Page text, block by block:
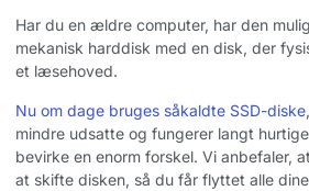
Har du en ældre computer, har den
mekanisk harddisk med en disk, der
et læsehoved.
Nu om dage bruges såkaldte SSD-diske
mindre udsatte og fungerer langt
bevirke en enorm forskel. Vi anbefaler,
at skifte disken, så du får flyttet alle